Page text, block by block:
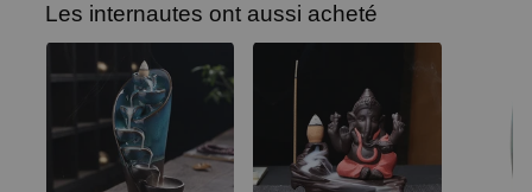
Les internautes ont aussi acheté